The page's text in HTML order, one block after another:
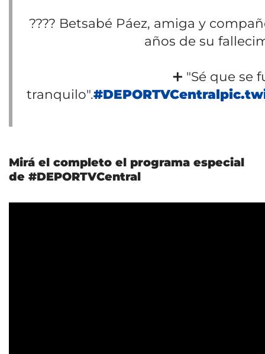
????️ Betsabé Páez, amiga y
años de su
➕ "Sé que se
tranquilo".#DEPORTVCentral
Mirá el completo el programa especial
de #DEPORTVCentral